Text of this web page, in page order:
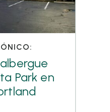
Park en